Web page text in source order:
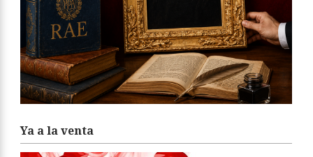
Ya a la venta